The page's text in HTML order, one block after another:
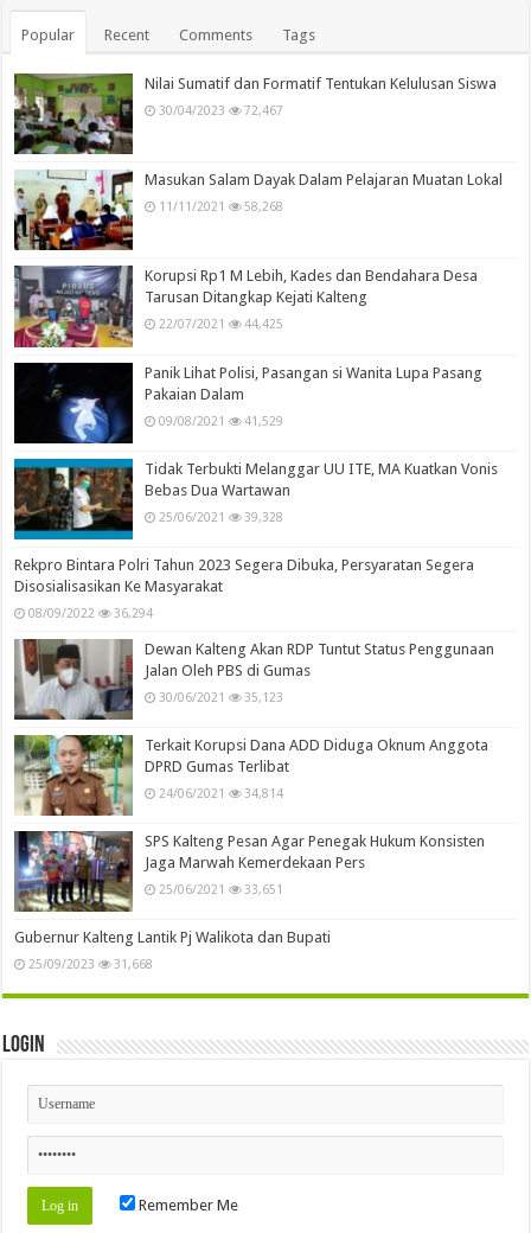
Popular Recent Comments Tags
Nilai Sumatif dan Formatif Tentukan Kelulusan Siswa
30/04/2023 72,467
Masukan Salam Dayak Dalam Pelajaran Muatan Lokal
11/11/2021 58,268
Korupsi Rp1 M Lebih, Kades dan Bendahara Desa
Tarusan Ditangkap Kejati Kalteng
22/07/2021 44,425
Panik Lihat Polisi, Pasangan si Wanita Lupa Pasang
Pakaian Dalam
09/08/2021 41,529
Tidak Terbukti Melanggar UU ITE, MA Kuatkan Vonis
Bebas Dua Wartawan
25/06/2021 39,328
Rekpro Bintara Polri Tahun 2023 Segera Dibuka, Persyaratan Segera
Disosialisasikan Ke Masyarakat
08/09/2022 36,294
Dewan Kalteng Akan RDP Tuntut Status Penggunaan
Jalan Oleh PBS di Gumas
30/06/2021 35,123
Terkait Korupsi Dana ADD Diduga Oknum Anggota
DPRD Gumas Terlibat
24/06/2021 34,814
SPS Kalteng Pesan Agar Penegak Hukum Konsisten
Jaga Marwah Kemerdekaan Pers
25/06/2021 33,651
Gubernur Kalteng Lantik Pj Walikota dan Bupati
25/09/2023 31,668
Login
Remember Me